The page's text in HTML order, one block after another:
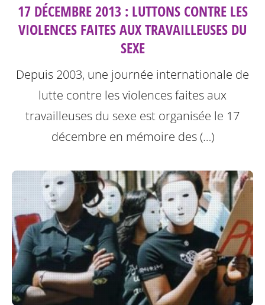
17 DÉCEMBRE 2013 : LUTTONS CONTRE LES
VIOLENCES FAITES AUX TRAVAILLEUSES DU
SEXE
Depuis 2003, une journée internationale de
lutte contre les violences faites aux
travailleuses du sexe est organisée le 17
décembre en mémoire des (…)